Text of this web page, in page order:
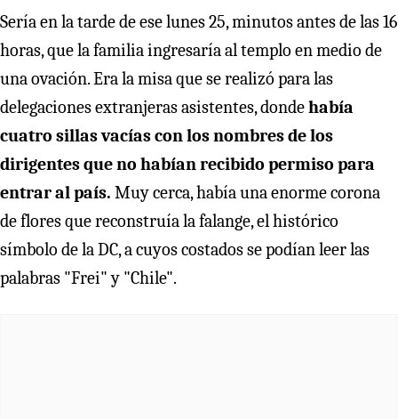
Sería en la tarde de ese lunes 25, minutos antes de las 16
horas, que la familia ingresaría al templo en medio de
una ovación. Era la misa que se realizó para las
delegaciones extranjeras asistentes, dondehabía
cuatro sillas vacías con los nombres de los
dirigentes que no habían recibido permiso para
entrar al país. Muy cerca, había una enorme corona
de flores que reconstruía la falange, el histórico
símbolo de la DC, a cuyos costados se podían leer las
palabras "Frei" y "Chile".